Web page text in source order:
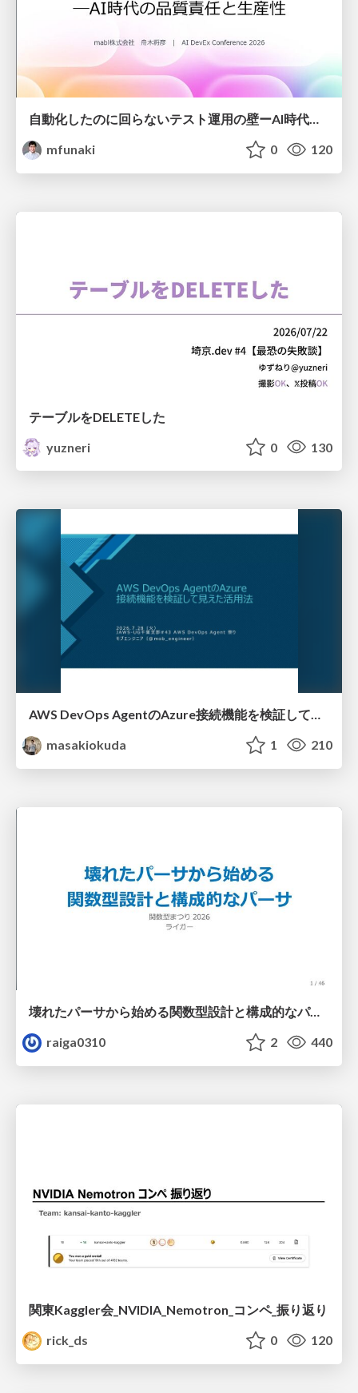
自動化したのに回らないテスト運用の壁ーAI時代の品質責任と生産性
mfunaki
0 120
テーブルをDELETEした
yuzneri
0 130
AWS DevOps AgentのAzure接続機能を検証して見えた活用法／Use Cases Verified for the AWS DevOps Agent's Azure Connectivity Feature
masakiokuda
1 210
壊れたパーサから始める関数型設計と構成的なパーサ #fp_matsuri
raiga0310
2 440
関東Kaggler会_NVIDIA_Nemotron_コンペ_振り返り
rick_ds
0 120